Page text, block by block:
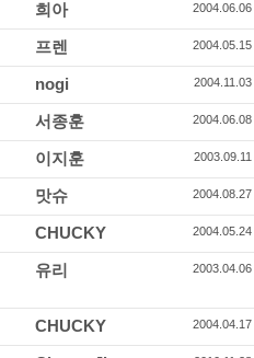
희아 2004.06.06
프렌 2004.05.15
nogi 2004.11.03
서종훈 2004.06.08
이지훈 2003.09.11
맛슈 2004.08.27
CHUCKY 2004.05.24
유리 2003.04.06
CHUCKY 2004.04.17